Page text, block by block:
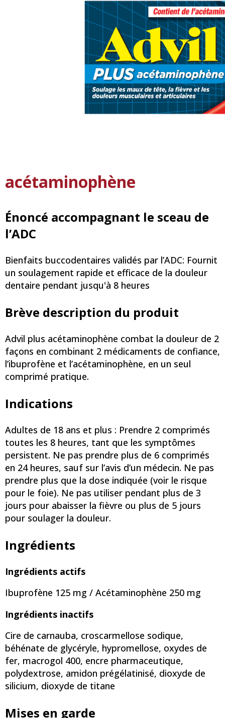
acétaminophène
Énoncé accompagnant le sceau de
l’ADC
Bienfaits buccodentaires validés par l’ADC: Fournit
un soulagement rapide et efficace de la douleur
dentaire pendant jusqu'à 8 heures
Brève description du produit
Advil plus acétaminophène combat la douleur de 2
façons en combinant 2 médicaments de confiance,
l’ibuprofène et l’acétaminophène, en un seul
comprimé pratique.
Indications
Adultes de 18 ans et plus : Prendre 2 comprimés
toutes les 8 heures, tant que les symptômes
persistent. Ne pas prendre plus de 6 comprimés
en 24 heures, sauf sur l’avis d’un médecin. Ne pas
prendre plus que la dose indiquée (voir le risque
pour le foie). Ne pas utiliser pendant plus de 3
jours pour abaisser la fièvre ou plus de 5 jours
pour soulager la douleur.
Ingrédients
Ingrédients actifs
Ibuprofène 125 mg / Acétaminophène 250 mg
Ingrédients inactifs
Cire de carnauba, croscarmellose sodique,
béhénate de glycéryle, hypromellose, oxydes de
fer, macrogol 400, encre pharmaceutique,
polydextrose, amidon prégélatinisé, dioxyde de
silicium, dioxyde de titane
Mises en garde